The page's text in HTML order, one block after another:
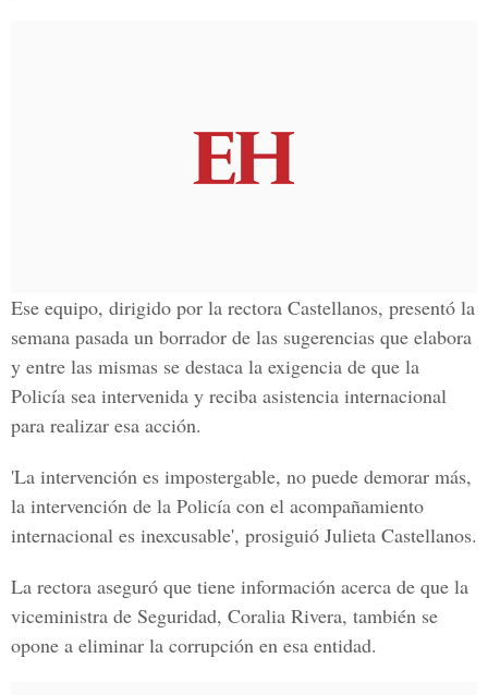
Ese equipo, dirigido por la rectora Castellanos, presentó la
semana pasada un borrador de las sugerencias que elabora
y entre las mismas se destaca la exigencia de que la
Policía sea intervenida y reciba asistencia internacional
para realizar esa acción.
'La intervención es impostergable, no puede demorar más,
la intervención de la Policía con el acompañamiento
internacional es inexcusable', prosiguió Julieta Castellanos.
La rectora aseguró que tiene información acerca de que la
viceministra de Seguridad, Coralia Rivera, también se
opone a eliminar la corrupción en esa entidad.